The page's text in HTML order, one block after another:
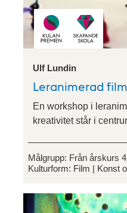
Ulf Lundin
Leranimerad film
En workshop i
kreativitet står i
Målgrupp: Från årskurs
Kulturform: Film Konst